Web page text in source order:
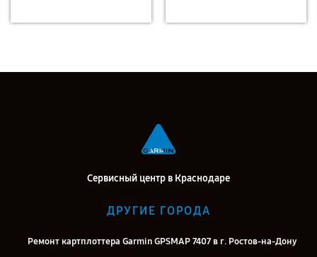
Сервисный центр в Краснодаре
ДРУГИЕ ГОРОДА
Ремонт картплоттера Garmin GPSMAP 7407 в г. Ростов-на-Дону